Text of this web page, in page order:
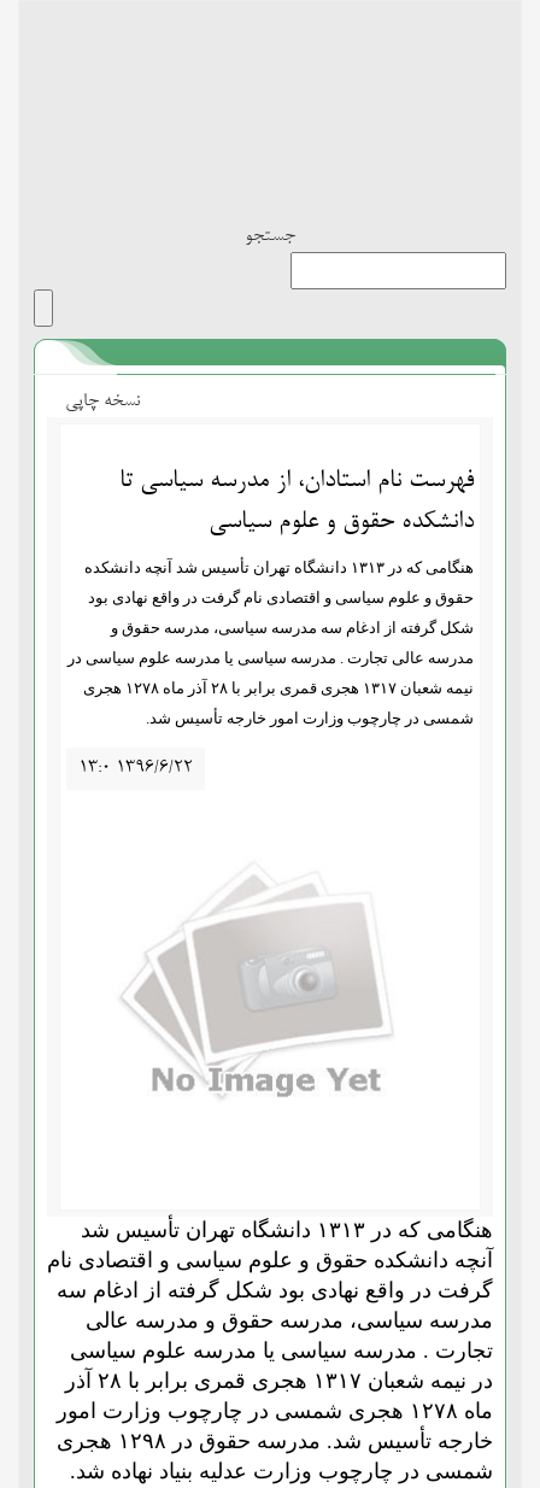
جستجو
نسخه چاپی
فهرست نام استادان، از مدرسه سیاسی تا
دانشکده حقوق و علوم سیاسی
هنگامی که در ۱۳۱۳ دانشگاه تهران تأسیس شد آنچه دانشکده
حقوق و علوم سیاسی و اقتصادی نام گرفت در واقع نهادی بود
شکل گرفته از ادغام سه مدرسه سیاسی، مدرسه حقوق و
مدرسه عالی تجارت . مدرسه سیاسی یا مدرسه علوم سیاسی در
نیمه شعبان ۱۳۱۷ هجری قمری برابر با ۲۸ آذر ماه ۱۲۷۸ هجری
شمسی در چارچوب وزارت امور خارجه تأسیس شد.
۱۳:۰ ۱۳۹۶/۶/۲۲
هنگامی که در ۱۳۱۳ دانشگاه تهران تأسیس شد
آنچه دانشکده حقوق و علوم سیاسی و اقتصادی نام
گرفت در واقع نهادی بود شکل گرفته از ادغام سه
مدرسه سیاسی، مدرسه حقوق و مدرسه عالی
تجارت . مدرسه سیاسی یا مدرسه علوم سیاسی
در نیمه شعبان ۱۳۱۷ هجری قمری برابر با ۲۸ آذر
ماه ۱۲۷۸ هجری شمسی در چارچوب وزارت امور
خارجه تأسیس شد. مدرسه حقوق در ۱۲۹۸ هجری
شمسی در چارچوب وزارت عدلیه بنیاد نهاده شد.